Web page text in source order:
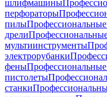
шлифмашины
перфораторы
пилыПрофессиональные
дрели
мультиинструменты
электрорубанки
фены
пистолеты
станки